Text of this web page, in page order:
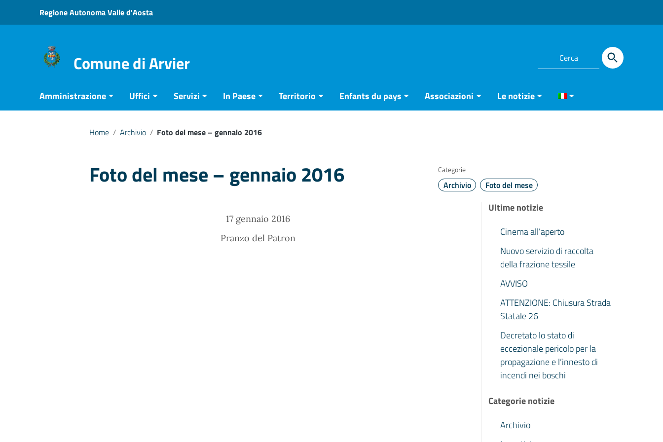
Vai ai contenuti
Vai al menu di navigazione
Regione Autonoma Valle d'Aosta
Comune di Arvier
Amministrazione Uffici Servizi In Paese Territorio Enfants du pays Associazioni Le notizie
Home / Archivio / Foto del mese – gennaio 2016
Foto del mese – gennaio 2016 Categorie
Archivio Foto del mese
17 gennaio 2016
Pranzo del Patron
Ultime notizie
Cinema all’aperto
Nuovo servizio di raccolta
della frazione tessile
AVVISO
ATTENZIONE: Chiusura Strada
Statale 26
Decretato lo stato di
eccezionale pericolo per la
propagazione e l’innesto di
incendi nei boschi
Categorie notizie
Archivio